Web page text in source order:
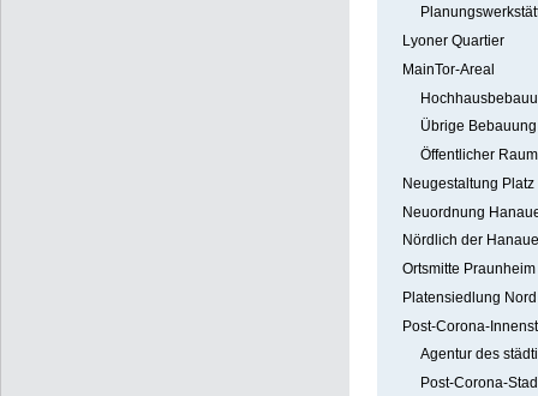
Lyoner Quartier
MainTor-Areal
Übrige Bebauung
Öffentlicher
Neugestaltung
Neuordnung
Nördlich der
Ortsmitte Praunheim
Platensiedlung Nord
Post-Corona-
Agentur des
Post-Corona-